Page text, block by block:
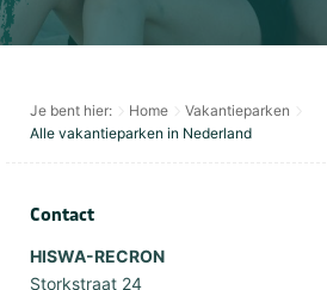
Je bent hier: Home
Vakantieparken
Alle vakantieparken in Nederland
Contact
HISWA-RECRON
Storkstraat 24